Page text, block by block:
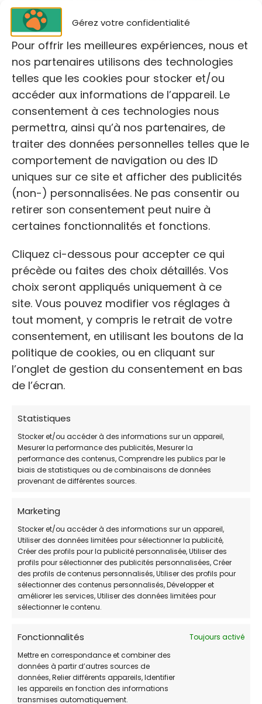
Gérez votre confidentialité
Pour offrir les meilleures expériences, nous et
nos partenaires utilisons des technologies
telles que les cookies pour stocker et/ou
accéder aux informations de l’appareil. Le
consentement à ces technologies nous
permettra, ainsi qu’à nos partenaires, de
traiter des données personnelles telles que le
comportement de navigation ou des ID
uniques sur ce site et afficher des publicités
(non-) personnalisées. Ne pas consentir ou
retirer son consentement peut nuire à
certaines fonctionnalités et fonctions.
Cliquez ci-dessous pour accepter ce qui
précède ou faites des choix détaillés. Vos
choix seront appliqués uniquement à ce
site. Vous pouvez modifier vos réglages à
tout moment, y compris le retrait de votre
consentement, en utilisant les boutons de la
politique de cookies, ou en cliquant sur
l’onglet de gestion du consentement en bas
de l’écran.
Statistiques
Stocker et/ou accéder à des informations sur un appareil,
Mesurer la performance des publicités, Mesurer la
performance des contenus, Comprendre les publics par le
biais de statistiques ou de combinaisons de données
provenant de différentes sources.
Marketing
Stocker et/ou accéder à des informations sur un appareil,
Utiliser des données limitées pour sélectionner la publicité,
Créer des profils pour la publicité personnalisée, Utiliser des
profils pour sélectionner des publicités personnalisées, Créer
des profils de contenus personnalisés, Utiliser des profils pour
sélectionner des contenus personnalisés, Développer et
améliorer les services, Utiliser des données limitées pour
sélectionner le contenu.
Fonctionnalités
Toujours activé
Mettre en correspondance et combiner des
données à partir d’autres sources de
données, Relier différents appareils, Identifier
les appareils en fonction des informations
transmises automatiquement.
Cliquez pour accepter les cookies
marketing et activer ce contenu
Sos Chats Libres – Perigueux
ADRESSE:
Maison des Associations, 12 Cr Fénelon,
24000 Périgueux
TÉLÉPHONE:
WEB
https://www.soschatslibres.fr/
Avis des clients
4.2 / 5 (plus de 20 votes)
HORAIRES DE PERMANENCE:
JOUR
HORAIRES:
Lundi
Mardi
Mercredi
Non disponible
Jeudi
Non disponible